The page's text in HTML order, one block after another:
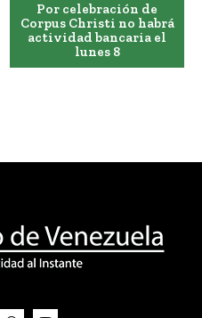
Por celebración de
Corpus Christi no habrá
actividad bancaria el
lunes 8